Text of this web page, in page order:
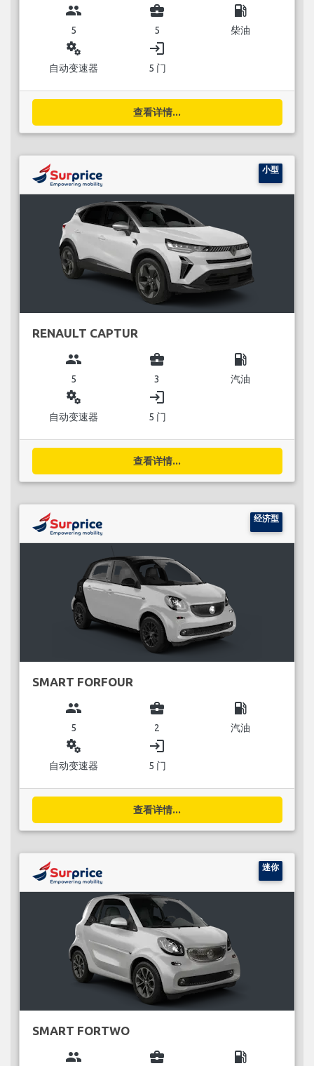
group
5
business_center
5
local_gas_station
柴油
miscellaneous_services
自动变速器
login
5 门
查看详情...
小型
RENAULT CAPTUR
group
5
business_center
3
local_gas_station
汽油
miscellaneous_services
自动变速器
login
5 门
查看详情...
经济型
SMART FORFOUR
group
5
business_center
2
local_gas_station
汽油
miscellaneous_services
自动变速器
login
5 门
查看详情...
迷你
SMART FORTWO
group business_center local_gas_station